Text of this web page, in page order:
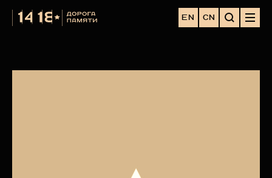
EN CN